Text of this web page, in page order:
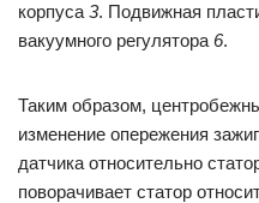
корпуса 3. Подвижная
вакуумного регулятора 6.
Таким образом,
изменение опережения
датчика относительно
поворачивает статор